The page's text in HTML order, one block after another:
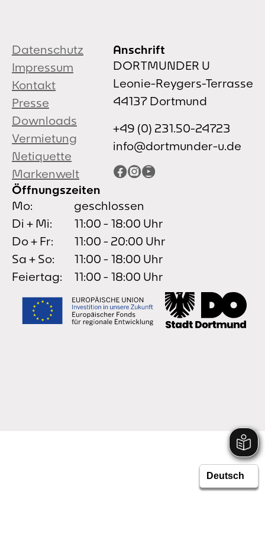
Datenschutz
Impressum
Kontakt
Presse
Downloads
Vermietung
Netiquette
Markenwelt
Anschrift
DORTMUNDER U
Leonie-Reygers-Terrasse
44137 Dortmund
+49 (0) 231.50-24723
info@dortmunder-u.de
Facebook
Instagram
YouTube
Öffnungszeiten
Mo:
geschlossen
Di + Mi:
11:00 - 18:00 Uhr
Do + Fr:
11:00 - 20:00 Uhr
Sa + So:
11:00 - 18:00 Uhr
Feiertag:
11:00 - 18:00 Uhr